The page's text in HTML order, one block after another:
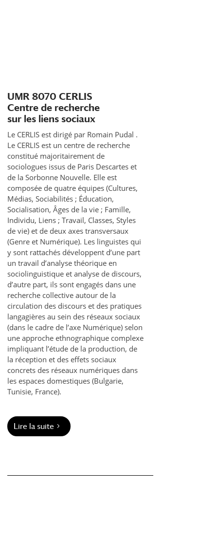
UMR 8070 CERLIS
Centre de recherche
sur les liens sociaux
Le CERLIS est dirigé par Romain Pudal .
Le CERLIS est un centre de recherche
constitué majoritairement de
sociologues issus de Paris Descartes et
de la Sorbonne Nouvelle. Elle est
composée de quatre équipes (Cultures,
Médias, Sociabilités ; Éducation,
Socialisation, Âges de la vie ; Famille,
Individu, Liens ; Travail, Classes, Styles
de vie) et de deux axes transversaux
(Genre et Numérique). Les linguistes qui
y sont rattachés développent d’une part
un travail d’analyse théorique en
sociolinguistique et analyse de discours,
d’autre part, ils sont engagés dans une
recherche collective autour de la
circulation des discours et des pratiques
langagières au sein des réseaux sociaux
(dans le cadre de l’axe Numérique) selon
une approche ethnographique complexe
impliquant l’étude de la production, de
la réception et des effets sociaux
concrets des réseaux numériques dans
les espaces domestiques (Bulgarie,
Tunisie, France).
Lire la suite